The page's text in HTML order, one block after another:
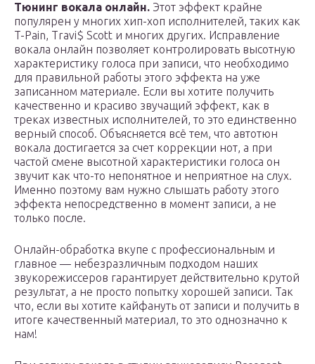
Тюнинг вокала онлайн. Этот эффект крайне
популярен у многих хип-хоп исполнителей, таких как
T-Pain, Travi$ Scott и многих других. Исправление
вокала онлайн позволяет контролировать высотную
характеристику голоса при записи, что необходимо
для правильной работы этого эффекта на уже
записанном материале. Если вы хотите получить
качественно и красиво звучащий эффект, как в
треках известных исполнителей, то это единственно
верный способ. Объясняется всё тем, что автотюн
вокала достигается за счет коррекции нот, а при
частой смене высотной характеристики голоса он
звучит как что-то непонятное и неприятное на слух.
Именно поэтому вам нужно слышать работу этого
эффекта непосредственно в момент записи, а не
только после.
Онлайн-обработка вкупе с профессиональным и
главное — небезразличным подходом наших
звукорежиссеров гарантирует действительно крутой
результат, а не просто попытку хорошей записи. Так
что, если вы хотите кайфануть от записи и получить в
итоге качественный материал, то это однозначно к
нам!